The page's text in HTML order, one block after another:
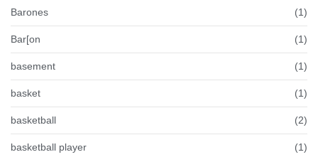
Barones (1)
Bar[on (1)
basement (1)
basket (1)
basketball (2)
basketball player (1)